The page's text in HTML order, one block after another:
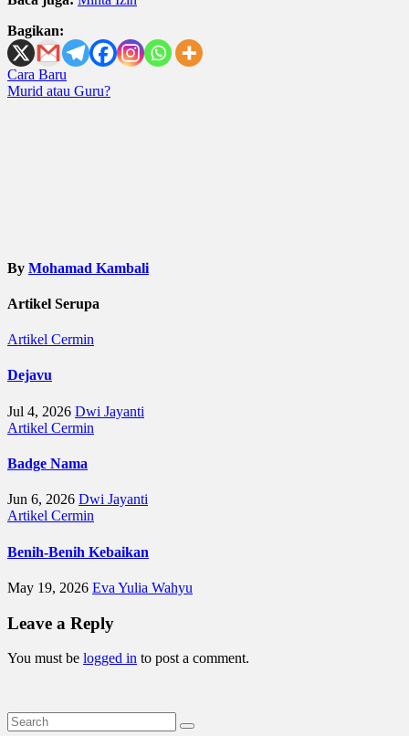
Bagikan:
Post
navigation
Cara Baru
Murid atau Guru?
By Mohamad Kambali
Artikel Serupa
Artikel Cermin
Dejavu
Jul 4, 2026 Dwi Jayanti
Artikel Cermin
Badge Nama
Jun 6, 2026 Dwi Jayanti
Artikel Cermin
Benih-Benih Kebaikan
May 19, 2026 Eva Yulia Wahyu
Leave a Reply
You must be logged in to post a comment.